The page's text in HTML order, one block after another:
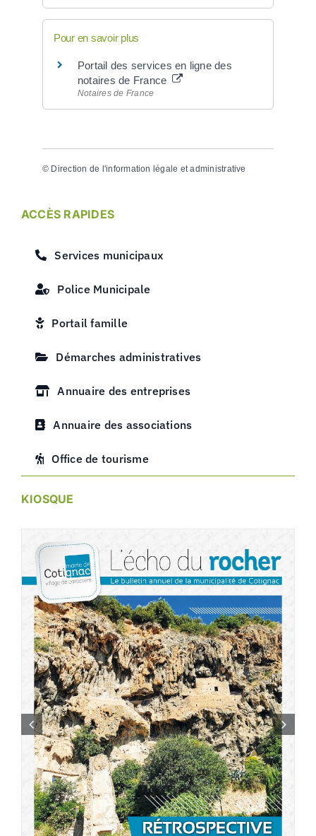
Pour en savoir plus
Portail des services en ligne des
notaires de France
Notaires de France
© Direction de l'information légale et administrative
ACCÈS RAPIDES
Services municipaux
Police Municipale
Portail famille
Démarches administratives
Annuaire des entreprises
Annuaire des associations
Office de tourisme
KIOSQUE